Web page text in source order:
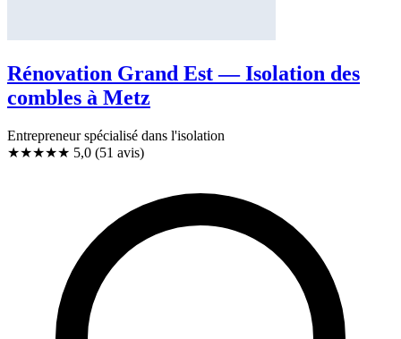
Rénovation Grand Est — Isolation des
combles à Metz
Entrepreneur spécialisé dans l'isolation
★★★★★ 5,0 (51 avis)